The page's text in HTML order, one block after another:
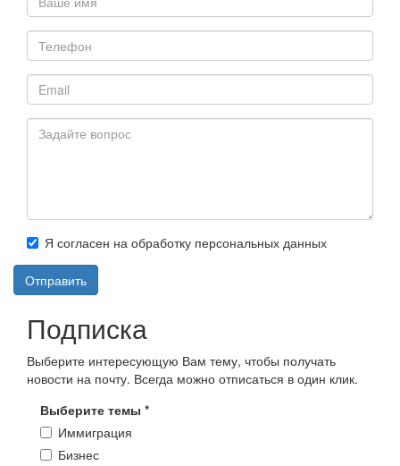
имя
*
mail
вопрос
*
Я согласен на обработку персональных данных
*
Отправить
Подписка
Выберите интересующую Вам тему, чтобы получать
новости на почту. Всегда можно отписаться в один клик.
Выберите темы *
Иммиграция
Бизнес